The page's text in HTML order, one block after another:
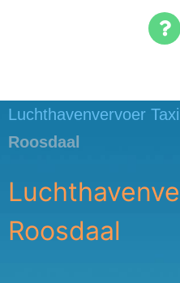
Luchthavenvervoer Taxi
Roosdaal
Roosdaal